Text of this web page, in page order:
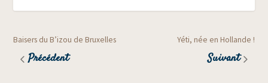
Baisers du B’izou de Bruxelles
Précédent
Yéti, née en Hollande !
Suivant